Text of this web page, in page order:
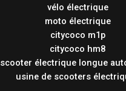
vélo électrique
moto électrique
citycoco m1p
citycoco hm8
scooter électrique longue
usine de scooters